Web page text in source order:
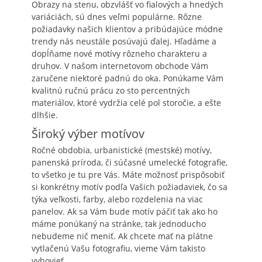
Obrazy na stenu, obzvlášť vo fialových a hnedých
variáciách, sú dnes veľmi populárne. Rôzne
požiadavky našich klientov a pribúdajúce módne
trendy nás neustále posúvajú ďalej. Hľadáme a
dopĺňame nové motívy rôzneho charakteru a
druhov. V našom internetovom obchode Vám
zaručene niektoré padnú do oka. Ponúkame Vám
kvalitnú ručnú prácu zo sto percentných
materiálov, ktoré vydržia celé pol storočie, a ešte
dlhšie.
Široký výber motívov
Ročné obdobia, urbanistické (mestské) motívy,
panenská príroda, či súčasné umelecké fotografie,
to všetko je tu pre Vás. Máte možnosť prispôsobiť
si konkrétny motív podľa Vašich požiadaviek, čo sa
týka veľkosti, farby, alebo rozdelenia na viac
panelov. Ak sa Vám bude motív páčiť tak ako ho
máme ponúkaný na stránke, tak jednoducho
nebudeme nič meniť. Ak chcete mať na plátne
vytlačenú Vašu fotografiu, vieme Vám takisto